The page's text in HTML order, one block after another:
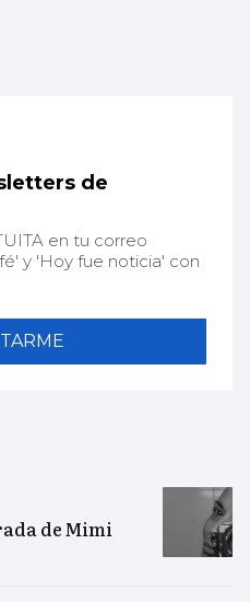
de
en tu correo
y 'Hoy fue noticia' con
de Mimi